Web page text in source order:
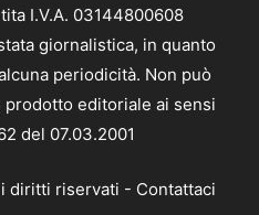
I.V.A. 03144800608
giornalistica, in quanto
periodicità. Non può
editoriale ai sensi
del 07.03.2001
diritti riservati - Contattaci